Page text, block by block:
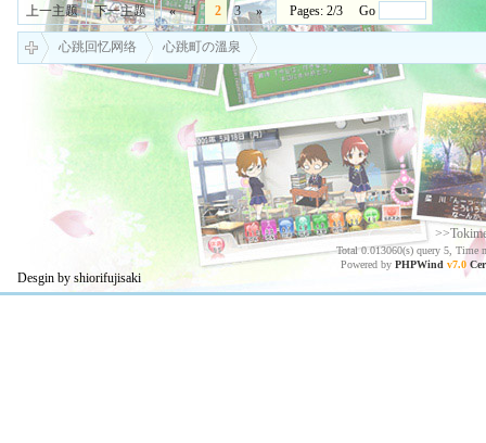
上一主题 下一主题 « 1 2 3 » Pages: 2/3 Go
心跳回忆网络 心跳町の溫泉
Total 0.013060(s) query 5, Time
Powered by PHPWind v7.0
Desgin by shiorifujisaki